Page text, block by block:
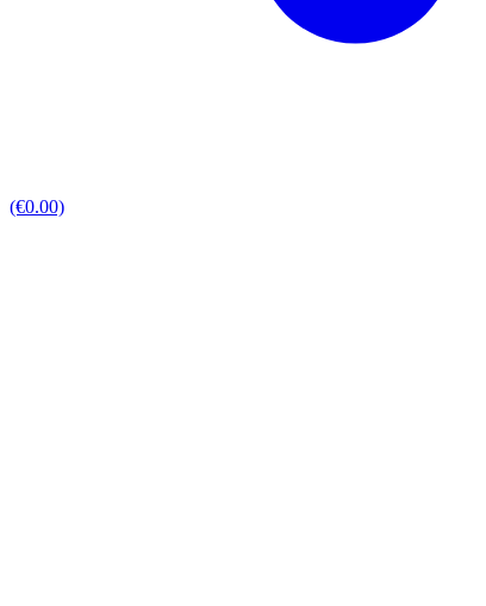
(€0.00)